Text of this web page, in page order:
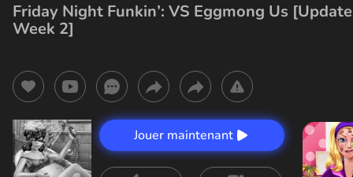
Friday Night Funkin’: VS Eggmong Us [Update
Week 2]
Jouer maintenant